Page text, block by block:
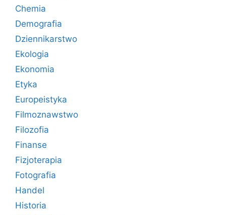
Chemia
Demografia
Dziennikarstwo
Ekologia
Ekonomia
Etyka
Europeistyka
Filmoznawstwo
Filozofia
Finanse
Fizjoterapia
Fotografia
Handel
Historia